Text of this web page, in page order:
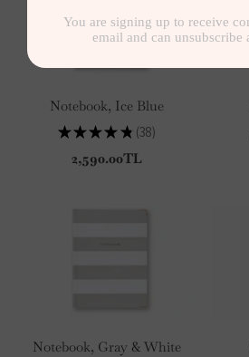
Notebook, Ice Blue
★ ★ ★ ★ ★ 38
38
2,590.00TL
Notebook, Gray & White